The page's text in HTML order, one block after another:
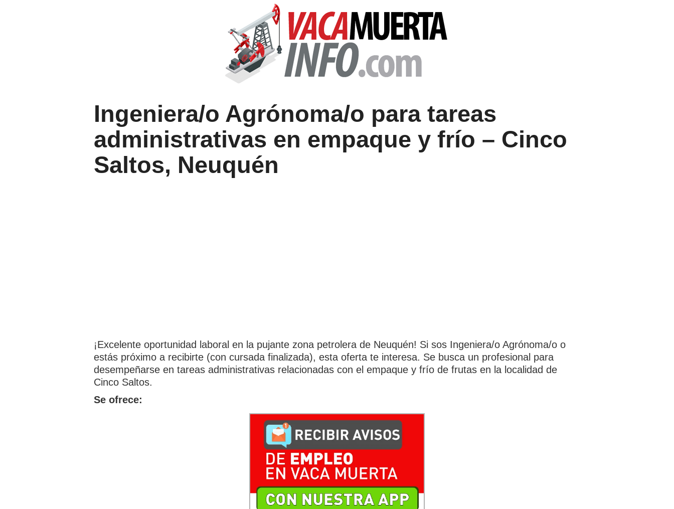
Ingeniera/o Agrónoma/o para tareas
administrativas en empaque y frío – Cinco
Saltos, Neuquén
¡Excelente oportunidad laboral en la pujante zona petrolera de Neuquén! Si sos Ingeniera/o Agrónoma/o o
estás próximo a recibirte (con cursada finalizada), esta oferta te interesa. Se busca un profesional para
desempeñarse en tareas administrativas relacionadas con el empaque y frío de frutas en la localidad de
Cinco Saltos.
Se ofrece: